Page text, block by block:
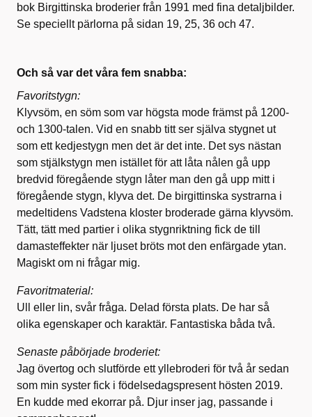
bok Birgittinska broderier från 1991 med fina detaljbilder.
Se speciellt pärlorna på sidan 19, 25, 36 och 47.
Och så var det våra fem snabba:
Favoritstygn:
Klyvsöm, en söm som var högsta mode främst på 1200-
och 1300-talen. Vid en snabb titt ser själva stygnet ut
som ett kedjestygn men det är det inte. Det sys nästan
som stjälkstygn men istället för att låta nålen gå upp
bredvid föregående stygn låter man den gå upp mitt i
föregående stygn, klyva det. De birgittinska systrarna i
medeltidens Vadstena kloster broderade gärna klyvsöm.
Tätt, tätt med partier i olika stygnriktning fick de till
damasteffekter när ljuset bröts mot den enfärgade ytan.
Magiskt om ni frågar mig.
Favoritmaterial:
Ull eller lin, svår fråga. Delad första plats. De har så
olika egenskaper och karaktär. Fantastiska båda två.
Senaste påbörjade broderiet:
Jag övertog och slutförde ett yllebroderi för två år sedan
som min syster fick i födelsedagspresent hösten 2019.
En kudde med ekorrar på. Djur inser jag, passande i